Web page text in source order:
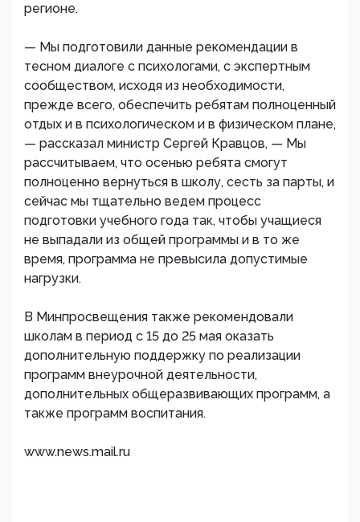
регионе.
— Мы подготовили данные рекомендации в
тесном диалоге с психологами, с экспертным
сообществом, исходя из необходимости,
прежде всего, обеспечить ребятам полноценный
отдых и в психологическом и в физическом плане,
— рассказал министр Сергей Кравцов, — Мы
рассчитываем, что осенью ребята смогут
полноценно вернуться в школу, сесть за парты, и
сейчас мы тщательно ведем процесс
подготовки учебного года так, чтобы учащиеся
не выпадали из общей программы и в то же
время, программа не превысила допустимые
нагрузки.
В Минпросвещения также рекомендовали
школам в период с 15 до 25 мая оказать
дополнительную поддержку по реализации
программ внеурочной деятельности,
дополнительных общеразвивающих программ, а
также программ воспитания.
www.news.mail.ru